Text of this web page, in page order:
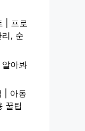
| 프로
, 순
알아봐
| 아동
꿀팁